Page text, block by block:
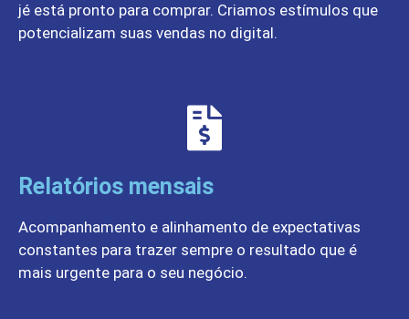
jé está pronto para comprar. Criamos estímulos que
potencializam suas vendas no digital.
Relatórios mensais
Acompanhamento e alinhamento de expectativas
constantes para trazer sempre o resultado que é
mais urgente para o seu negócio.